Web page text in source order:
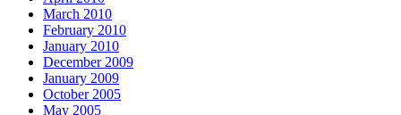
March 2010
February 2010
January 2010
December 2009
January 2009
October 2005
May 2005